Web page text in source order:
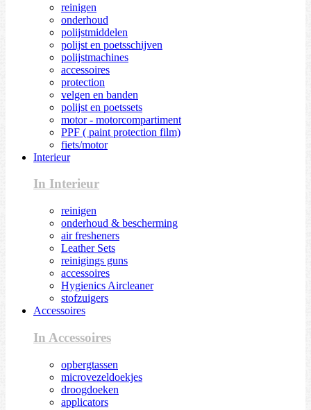
reinigen
onderhoud
polijstmiddelen
polijst en poetsschijven
polijstmachines
accessoires
protection
velgen en banden
polijst en poetssets
motor - motorcompartiment
PPF ( paint protection film)
fiets/motor
Interieur
In Interieur
reinigen
onderhoud & bescherming
air fresheners
Leather Sets
reinigings guns
accessoires
Hygienics Aircleaner
stofzuigers
Accessoires
In Accessoires
opbergtassen
microvezeldoekjes
droogdoeken
applicators